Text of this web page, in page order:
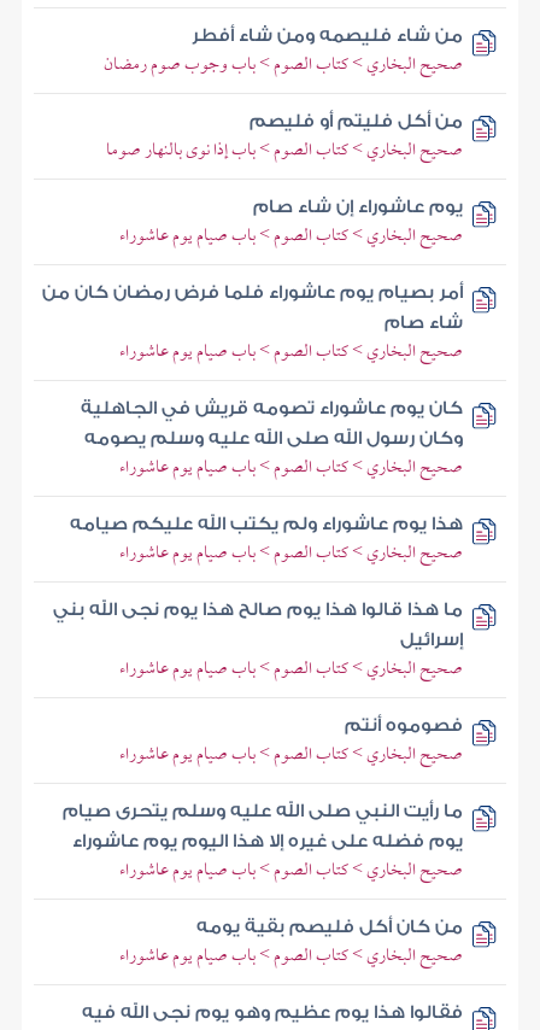
من شاء فليصمه ومن شاء أفطر
صحيح البخاري > كتاب الصوم > باب وجوب صوم رمضان
من أكل فليتم أو فليصم
صحيح البخاري > كتاب الصوم > باب إذا نوى بالنهار صوما
يوم عاشوراء إن شاء صام
صحيح البخاري > كتاب الصوم > باب صيام يوم عاشوراء
أمر بصيام يوم عاشوراء فلما فرض رمضان كان من
شاء صام
صحيح البخاري > كتاب الصوم > باب صيام يوم عاشوراء
كان يوم عاشوراء تصومه قريش في الجاهلية
وكان رسول الله صلى الله عليه وسلم يصومه
صحيح البخاري > كتاب الصوم > باب صيام يوم عاشوراء
هذا يوم عاشوراء ولم يكتب الله عليكم صيامه
صحيح البخاري > كتاب الصوم > باب صيام يوم عاشوراء
ما هذا قالوا هذا يوم صالح هذا يوم نجى الله بني
إسرائيل
صحيح البخاري > كتاب الصوم > باب صيام يوم عاشوراء
فصوموه أنتم
صحيح البخاري > كتاب الصوم > باب صيام يوم عاشوراء
ما رأيت النبي صلى الله عليه وسلم يتحرى صيام
يوم فضله على غيره إلا هذا اليوم يوم عاشوراء
صحيح البخاري > كتاب الصوم > باب صيام يوم عاشوراء
من كان أكل فليصم بقية يومه
صحيح البخاري > كتاب الصوم > باب صيام يوم عاشوراء
فقالوا هذا يوم عظيم وهو يوم نجى الله فيه